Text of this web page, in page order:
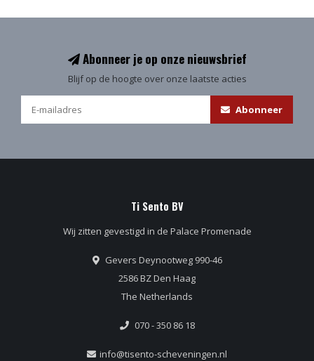
Abonneer je op onze nieuwsbrief
Blijf op de hoogte over onze laatste acties
Abonneer
Ti Sento BV
Wij zitten gevestigd in de Palace Promenade
Gevers Deynootweg 990-46
2586 BZ Den Haag
The Netherlands
070 - 350 86 18
info@tisento-scheveningen.nl